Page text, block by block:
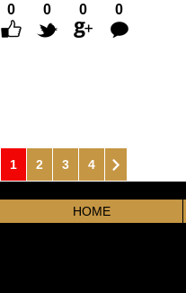
0 0 0
0
1 2 3 4
HOME